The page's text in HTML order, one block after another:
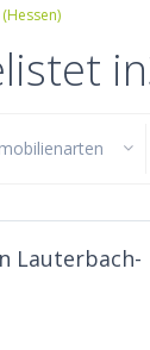
Lauterbach-